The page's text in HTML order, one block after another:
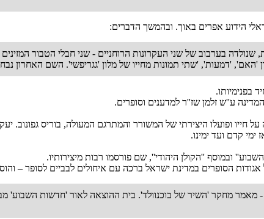
הידוע אפרים באוך. ובהמשך הדברים:
שנולדה בערבוב של שני העקרונות הרוחניים - שני חבלי הטבור
'האם', 'דמעות', 'שתי תמונות מחייו של מלון 'גגריפשי'. השם האחרון
בפנימיותו.
ופועלו היצירתי של המשורר והמתרגם המעולה, בוריס גפונוב.
ימי קדם ועד ימינו.
ובמוסף ''הקולן היהודי'', שם פורסמו רבות מיצירותיו.
מאמר מחקר 'השיר של בוכנוולד'. בית ההוצאה לאור 'חדשות השבוע'